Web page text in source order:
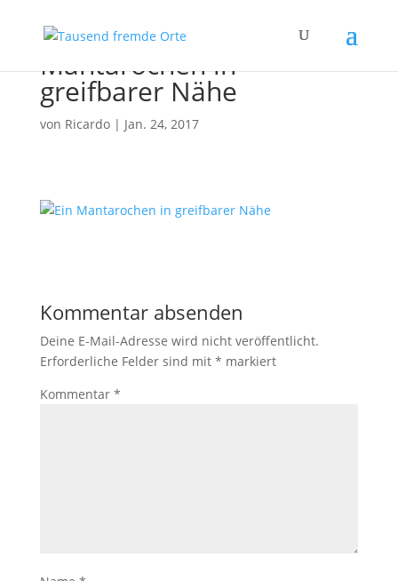
Mantarochen in
greifbarer Nähe
von Ricardo| Jan. 24, 2017
Kommentar absenden
Deine E-Mail-Adresse wird nicht veröffentlicht.
Erforderliche Felder sind mit * markiert
Kommentar *